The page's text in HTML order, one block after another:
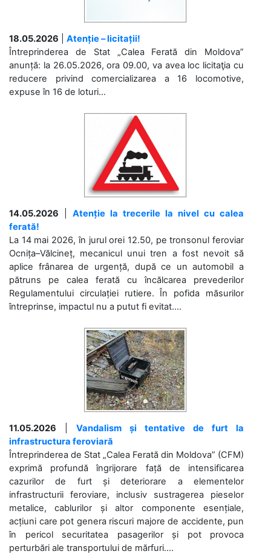
18.05.2026
Atenție – licitații!
Întreprinderea de Stat „Calea Ferată din Moldova”
anunță: la 26.05.2026, ora 09.00, va avea loc licitaţia cu
reducere privind comercializarea a 16 locomotive,
expuse în 16 de loturi...
14.05.2026
Atenție la trecerile la nivel cu calea
ferată!
La 14 mai 2026, în jurul orei 12.50, pe tronsonul feroviar
Ocnița–Vălcineț, mecanicul unui tren a fost nevoit să
aplice frânarea de urgență, după ce un automobil a
pătruns pe calea ferată cu încălcarea prevederilor
Regulamentului circulației rutiere. În pofida măsurilor
întreprinse, impactul nu a putut fi evitat....
11.05.2026
Vandalism și tentative de furt la
infrastructura feroviară
Întreprinderea de Stat „Calea Ferată din Moldova” (CFM)
exprimă profundă îngrijorare față de intensificarea
cazurilor de furt și deteriorare a elementelor
infrastructurii feroviare, inclusiv sustragerea pieselor
metalice, cablurilor și altor componente esențiale,
acțiuni care pot genera riscuri majore de accidente, pun
în pericol securitatea pasagerilor și pot provoca
perturbări ale transportului de mărfuri....